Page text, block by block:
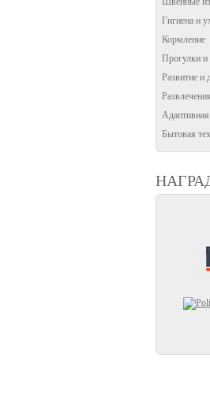
Гигиена и
Кормление
Прогулки и
Развитие и
Бытовая